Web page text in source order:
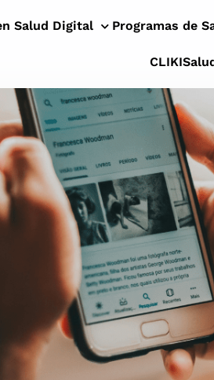
Salud Digital Programas de